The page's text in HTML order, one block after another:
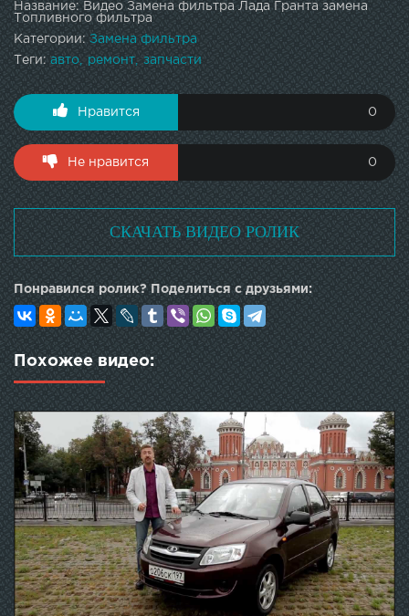
Название: Видео Замена фильтра Лада Гранта замена
Топливного фильтра
Категории: Замена фильтра
Теги:авто ремонт запчасти
Нравится 0
Не нравится 0
СКАЧАТЬ ВИДЕО РОЛИК
Понравился ролик? Поделиться с друзьями:
Похожее видео: